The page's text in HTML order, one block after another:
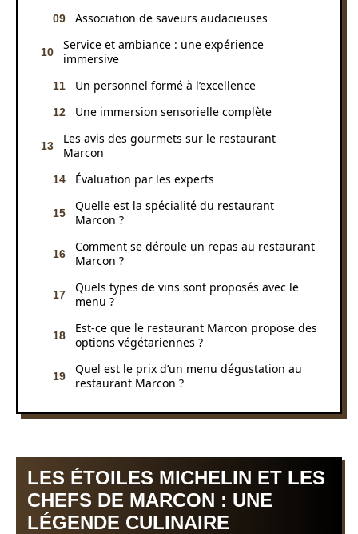
Association de saveurs audacieuses
Service et ambiance : une expérience
immersive
Un personnel formé à l’excellence
Une immersion sensorielle complète
Les avis des gourmets sur le restaurant
Marcon
Évaluation par les experts
Quelle est la spécialité du restaurant
Marcon ?
Comment se déroule un repas au restaurant
Marcon ?
Quels types de vins sont proposés avec le
menu ?
Est-ce que le restaurant Marcon propose des
options végétariennes ?
Quel est le prix d’un menu dégustation au
restaurant Marcon ?
LES ÉTOILES MICHELIN ET LES
CHEFS DE MARCON : UNE
LÉGENDE CULINAIRE